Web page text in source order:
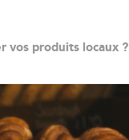
vos produits locaux ?